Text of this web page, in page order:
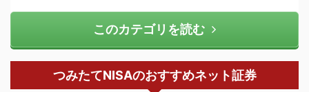
このカテゴリを読む
つみたてNISAのおすすめネット証券